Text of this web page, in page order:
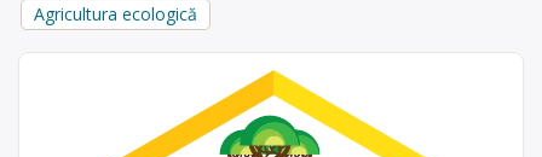
Agricultura ecologică